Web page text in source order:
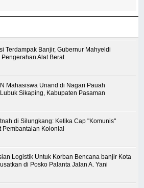
Terdampak Banjir, Gubernur Mahyeldi
Pengerahan Alat Berat
Mahasiswa Unand di Nagari Pauah
Sikaping, Kabupaten Pasaman
di Silungkang: Ketika Cap "Komunis"
Pembantaian Kolonial
Logistik Untuk Korban Bencana banjir Kota
di Posko Palanta Jalan A. Yani